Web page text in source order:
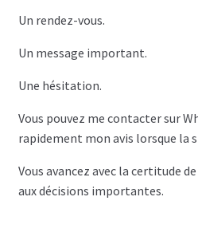
Un rendez-vous.
Un message important.
Une hésitation.
Vous pouvez me contacter sur
rapidement mon avis lorsque la
Vous avancez avec la certitude
aux décisions importantes.